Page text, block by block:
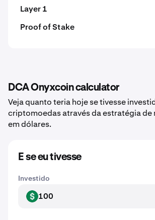
Layer 1
Proof of Stake
DCA Onyxcoin calculator
Veja quanto teria hoje se tivesse
criptomoedas através da estratégia de
em dólares.
E se eu tivesse
Investido
USD 100